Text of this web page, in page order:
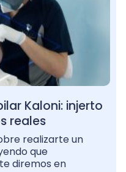
Kaloni: injerto
reales
realizarte un
que
diremos en